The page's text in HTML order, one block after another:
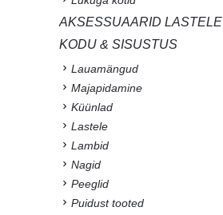
AKSESSUAARID LASTELE
KODU & SISUSTUS
Lauamängud
Majapidamine
Küünlad
Lastele
Lambid
Nagid
Peeglid
Puidust tooted